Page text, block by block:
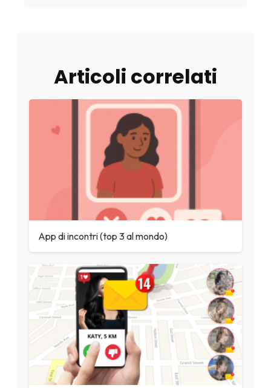
Articoli correlati
App di incontri (top 3 al mondo)